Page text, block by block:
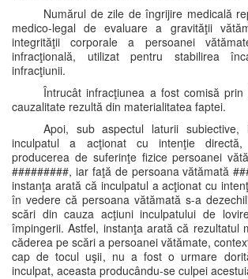
Numărul de zile de îngrijire medicală
medico-legal de evaluare a gravităţii
integrităţii corporale a persoanei
infracţională, utilizat pentru stabilirea
infracţiunii.
Întrucât infracţiunea a fost comisă
cauzalitate rezultă din materialitatea faptei.
Apoi, sub aspectul laturii subiective,
inculpatul a acţionat cu intenţie directă,
producerea de suferinţe fizice persoanei
#########, iar faţă de persoana vătămată
instanţa arată că inculpatul a acţionat cu
în vedere că persoana vătămată s-a
scări din cauza acţiuni inculpatului de
împingerii. Astfel, instanţa arată că rezultatul
căderea pe scări a persoanei vătămate,
cap de tocul uşii, nu a fost o urmare
inculpat, aceasta producându-se culpei